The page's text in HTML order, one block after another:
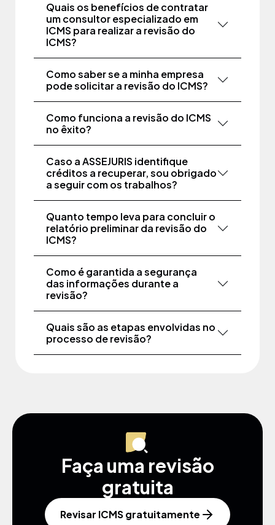
Quais os benefícios de contratar
um consultor especializado em
ICMS para realizar a revisão do
ICMS?
Como saber se a minha empresa
pode solicitar a revisão do ICMS?
Como funciona a revisão do ICMS
no êxito?
Caso a ASSEJURIS identifique
créditos a recuperar, sou obrigado
a seguir com os trabalhos?
Quanto tempo leva para concluir o
relatório preliminar da revisão do
ICMS?
Como é garantida a segurança
das informações durante a
revisão?
Quais são as etapas envolvidas no
processo de revisão?
Faça uma revisão
gratuita
Revisar ICMS gratuitamente